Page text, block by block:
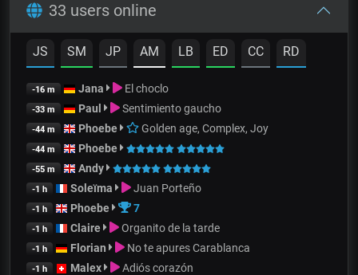
33 users online
JS SM JP AM LB ED CC RD
-16 m Jana El choclo
-33 m Paul Sentimiento gaucho
-44 m Phoebe Golden age, Complex, Joy
-44 m Phoebe
-55 m Andy
-1 h Soleïma Juan Porteño
-1 h Phoebe 7
-1 h Claire Organito de la tarde
-1 h Florian No te apures Carablanca
-1 h Malex Adiós corazón